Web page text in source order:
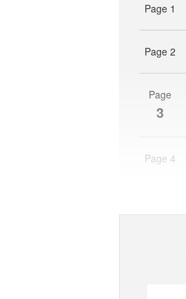
Page 1
Page 2
Page
3
Page 4